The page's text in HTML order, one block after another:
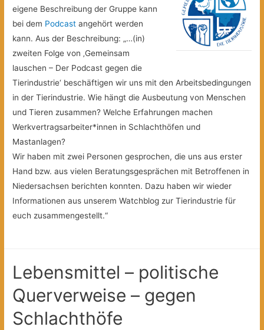
eigene Beschreibung der Gruppe kann
bei dem Podcastangehört werden
kann. Aus der Beschreibung: „…(in)
zweiten Folge von ‚Gemeinsam
lauschen – Der Podcast gegen die
Tierindustrie‘ beschäftigen wir uns mit den Arbeitsbedingungen
in der Tierindustrie. Wie hängt die Ausbeutung von Menschen
und Tieren zusammen? Welche Erfahrungen machen
Werkvertragsarbeiter*innen in Schlachthöfen und
Mastanlagen?
Wir haben mit zwei Personen gesprochen, die uns aus erster
Hand bzw. aus vielen Beratungsgesprächen mit Betroffenen in
Niedersachsen berichten konnten. Dazu haben wir wieder
Informationen aus unserem Watchblog zur Tierindustrie für
euch zusammengestellt.“
Lebensmittel – politische
Querverweise – gegen
Schlachthöfe